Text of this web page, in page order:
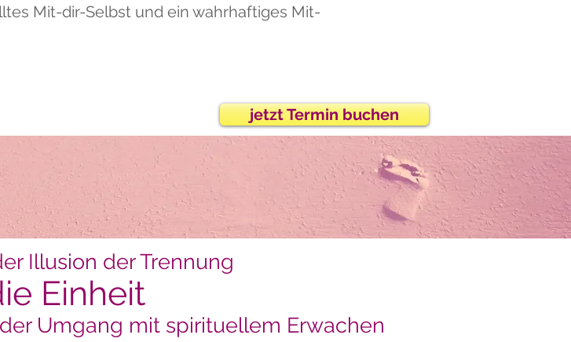
Mit-dir-Selbst und ein wahrhaftiges Mit-
jetzt Termin buchen
Illusion der Trennung
Einheit
Umgang mit spirituellem Erwachen